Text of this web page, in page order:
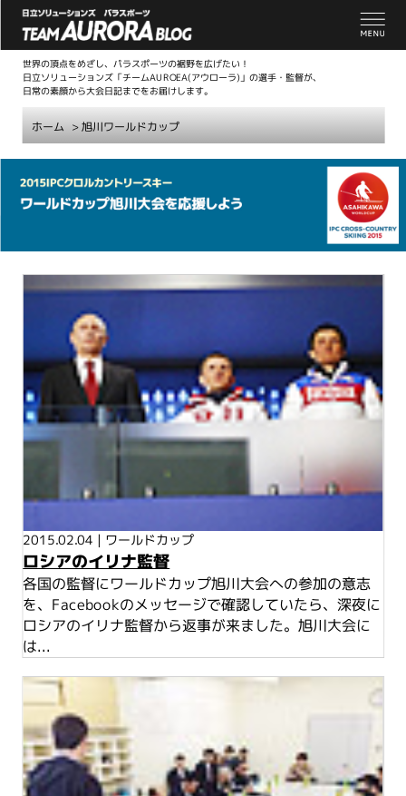
世界の頂点をめざし、パラスポーツの裾野を広げたい！
日立ソリューションズ「チームAUROEA(アウローラ)」の選手・監督が、
日常の素顔から大会日記までをお届けします。
ホーム >旭川ワールドカップ
本
2015.02.04 | ワールドカップ
ロシアのイリナ監督
各国の監督にワールドカップ旭川大会への参加の意志
を、Facebookのメッセージで確認していたら、深夜に
ロシアのイリナ監督から返事が来ました。旭川大会に
は...